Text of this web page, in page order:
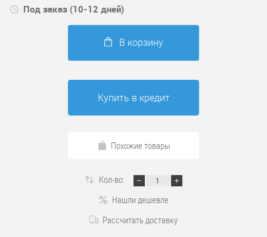
Под заказ (10-12 дней)
В корзину
Купить в кредит
Похожие товары
Кол-во:
Нашли дешевле
Рассчитать доставку